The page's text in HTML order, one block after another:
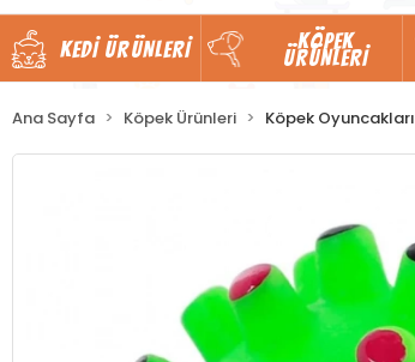
KEDI ÜRÜNLERI KÖPEK
ÜRÜNLERI
Ana Sayfa Köpek Ürünleri Köpek Oyuncakları